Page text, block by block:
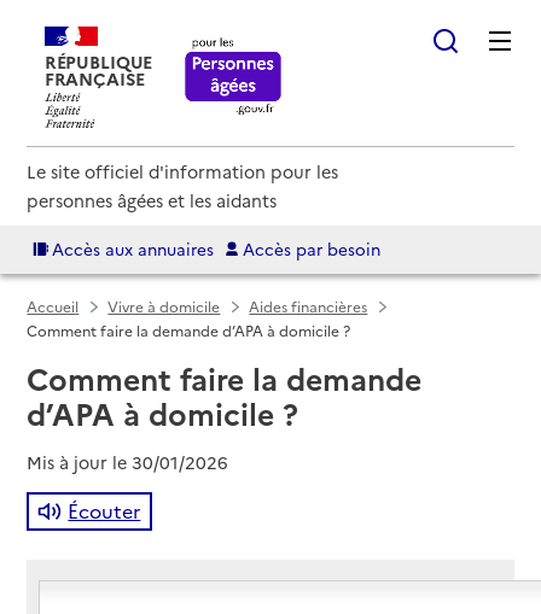
RÉPUBLIQUE
FRANÇAISE
Le site officiel d'information pour les
personnes âgées et les aidants
Accès aux annuaires Accès par besoin
Accueil Vivre à domicile
Aides financières
Comment faire la demande d’APA à domicile ?
Comment faire la demande
d’APA à domicile ?
Mis à jour le 30/01/2026
Écouter